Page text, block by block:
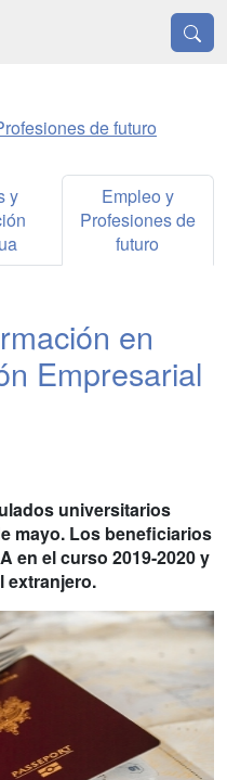
de futuro
y
Empleo y
Profesiones de
futuro
en
Empresarial
universitarios
mayo. Los beneficiarios
en el curso 2019-2020 y
extranjero.